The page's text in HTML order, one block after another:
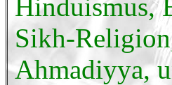
Hinduismus,
Sikh-
Ahmadiyya,